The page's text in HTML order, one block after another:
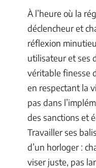
À l’heure où la
déclencheur et
réflexion
utilisateur et ses
véritable finesse
en respectant la
pas dans
des sanctions et
Travailler ses
d’un horloger :
viser juste, pas